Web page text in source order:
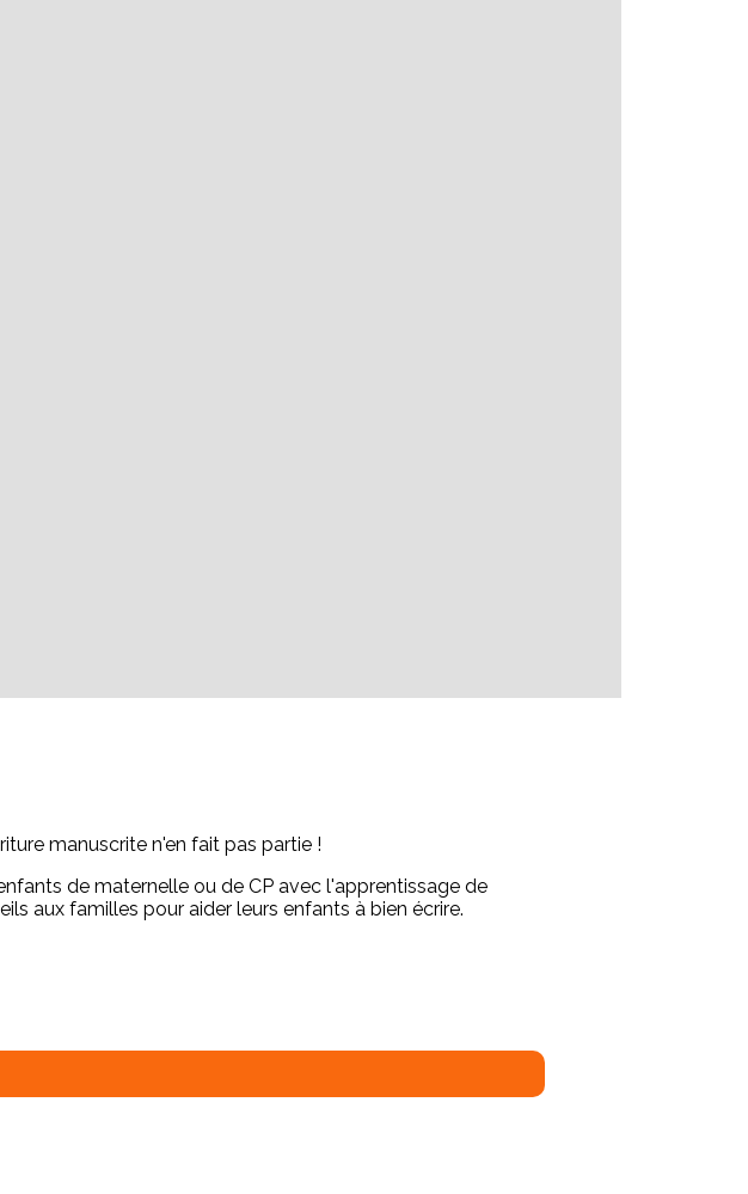
manuscrite n'en fait pas partie !
de maternelle ou de CP avec l'apprentissage de
aux familles pour aider leurs enfants à bien écrire.